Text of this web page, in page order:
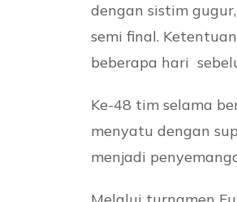
dengan sistim
semi final.
beberapa hari
Ke-48 tim selama
menyatu dengan
menjadi